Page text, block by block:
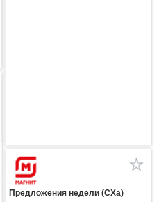
Предложения недели (СХа)